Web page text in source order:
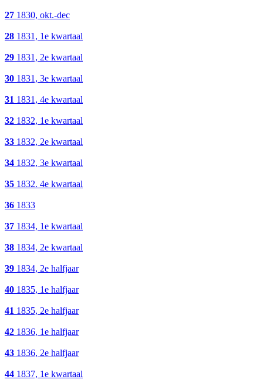
27 1830, okt.-dec
28 1831, 1e kwartaal
29 1831, 2e kwartaal
30 1831, 3e kwartaal
31 1831, 4e kwartaal
32 1832, 1e kwartaal
33 1832, 2e kwartaal
34 1832, 3e kwartaal
35 1832. 4e kwartaal
36 1833
37 1834, 1e kwartaal
38 1834, 2e kwartaal
39 1834, 2e halfjaar
40 1835, 1e halfjaar
41 1835, 2e halfjaar
42 1836, 1e halfjaar
43 1836, 2e halfjaar
44 1837, 1e kwartaal